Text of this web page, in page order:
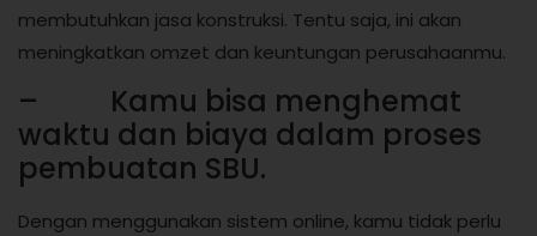
membutuhkan jasa konstruksi. Tentu saja, ini akan
meningkatkan omzet dan keuntungan perusahaanmu.
– Kamu bisa menghemat
waktu dan biaya dalam proses
pembuatan SBU.
Dengan menggunakan sistem online, kamu tidak perlu